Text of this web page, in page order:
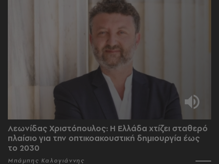
Λεωνίδας Χριστόπουλος: Η Ελλάδα χτίζει σταθερό
πλαίσιο για την οπτικοακουστική δημιουργία έως
το 2030
Μπάμπης Καλογιάννης